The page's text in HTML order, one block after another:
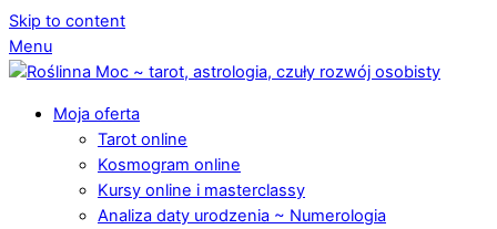
Skip to content
Menu
Moja oferta
Tarot online
Kosmogram online
Kursy online i masterclassy
Analiza daty urodzenia ~ Numerologia